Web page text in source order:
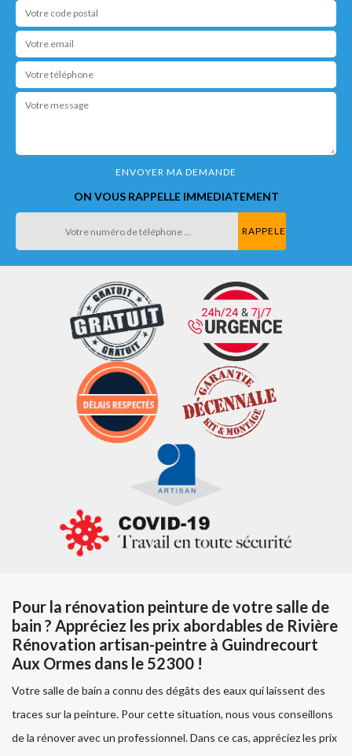
ON VOUS RAPPELLE IMMEDIATEMENT
Pour la rénovation peinture de votre salle de
bain ? Appréciez les prix abordables de Rivière
Rénovation artisan-peintre à Guindrecourt
Aux Ormes dans le 52300 !
Votre salle de bain a connu des dégâts des eaux qui laissent des
traces sur la peinture. Pour cette situation, nous vous conseillons
de la rénover avec un professionnel. Dans ce cas, appréciez les prix